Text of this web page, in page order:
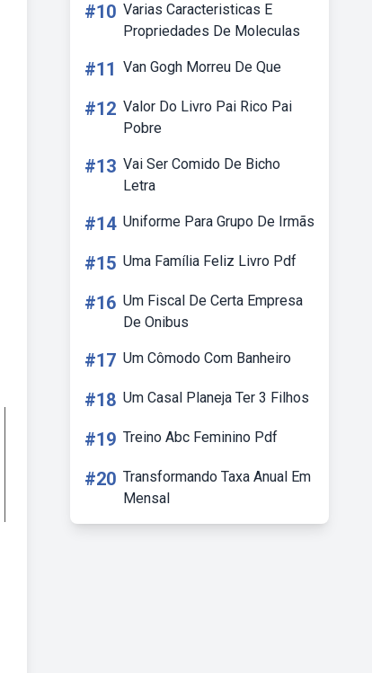
#10 Varias Caracteristicas E
Propriedades De Moleculas
#11 Van Gogh Morreu De Que
#12 Valor Do Livro Pai Rico Pai
Pobre
#13 Vai Ser Comido De Bicho
Letra
#14 Uniforme Para Grupo De Irmãs
#15 Uma Família Feliz Livro Pdf
#16 Um Fiscal De Certa Empresa
De Onibus
#17 Um Cômodo Com Banheiro
#18 Um Casal Planeja Ter 3 Filhos
#19 Treino Abc Feminino Pdf
#20 Transformando Taxa Anual Em
Mensal